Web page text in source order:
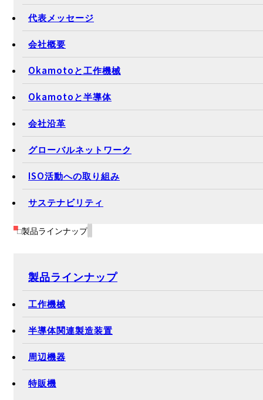
代表メッセージ
会社概要
Okamotoと工作機械
Okamotoと半導体
会社沿革
グローバルネットワーク
ISO活動への取り組み
サステナビリティ
製品ラインナップ
製品ラインナップ
工作機械
半導体関連製造装置
周辺機器
特販機